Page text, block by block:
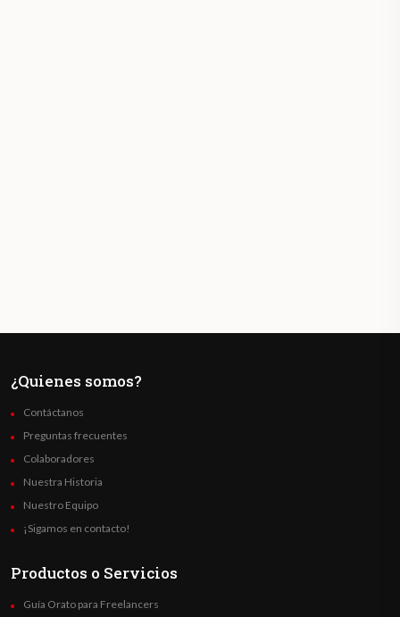
¿Quienes somos?
Contáctanos
Preguntas frecuentes
Colaboradores
Nuestra Historia
Nuestro Equipo
¡Sigamos en contacto!
Productos o Servicios
Guía Orato para Freelancers